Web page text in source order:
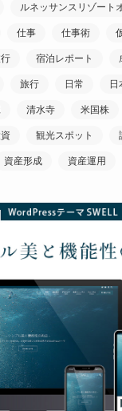
ルネッサンスリゾート
仕事 仕事術
宿泊レポート
旅行 日常 日
清水寺 米国株
観光スポット
資産形成 資産運用